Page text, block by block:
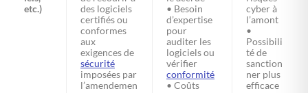
etc.)
des logiciels
certifiés ou
conformes
aux
exigences de
sécurité
imposées par
l’amendemen
• Besoin
d’expertise
pour
auditer les
logiciels ou
vérifier
conformité
• Coûts
cyber à
l’amont
•
Possibili
té de
sanction
ner plus
efficace